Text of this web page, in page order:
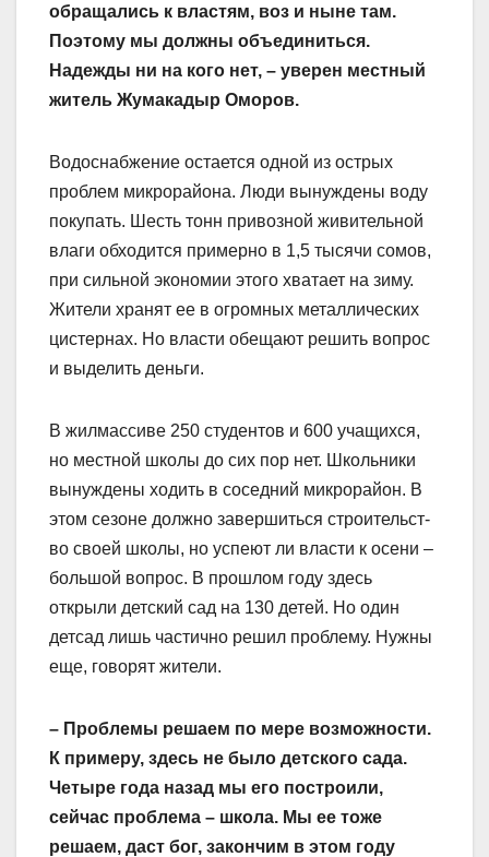
обращались к властям, воз и ныне там.
Поэтому мы должны объединиться.
Надежды ни на кого нет, – уверен местный
житель Жумакадыр Оморов.
Водоснабжение остается одной из острых
проблем микрорайона. Люди вынуждены воду
покупать. Шесть тонн привозной живительной
влаги обходится примерно в 1,5 тысячи сомов,
при сильной экономии этого хватает на зиму.
Жители хранят ее в огромных металлических
цистернах. Но власти обещают решить вопрос
и выделить деньги.
В жилмассиве 250 студентов и 600 учащихся,
но местной школы до сих пор нет. Школьники
вынуждены ходить в соседний микрорайон. В
этом сезоне должно завершиться строительст­
во своей школы, но успеют ли власти к осени –
большой вопрос. В прошлом году здесь
открыли детский сад на 130 детей. Но один
детсад лишь частично решил проблему. Нужны
еще, говорят жители.
– Проблемы решаем по мере возможности.
К примеру, здесь не было дет­ского сада.
Четыре года назад мы его построили,
сейчас проблема – школа. Мы ее тоже
решаем, даст бог, закончим в этом году